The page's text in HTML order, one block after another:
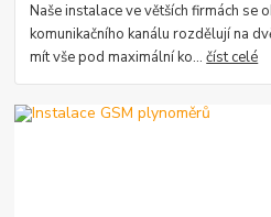
Naše instalace ve větších firmách se
komunikačního kanálu rozdělují na
mít vše pod maximální ko...číst celé